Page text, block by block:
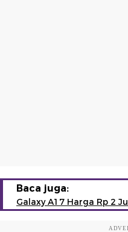
Baca juga:
Galaxy A17 Harga Rp 2